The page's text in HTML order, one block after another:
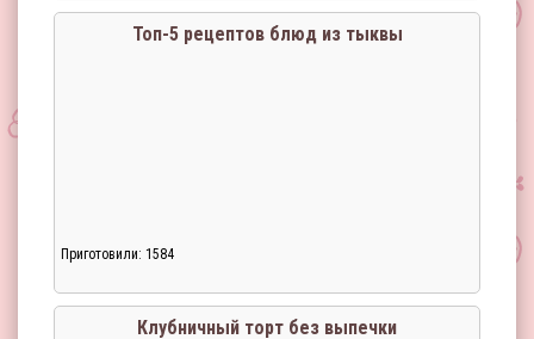
Топ-5 рецептов блюд из тыквы
Приготовили: 1584
Клубничный торт без выпечки